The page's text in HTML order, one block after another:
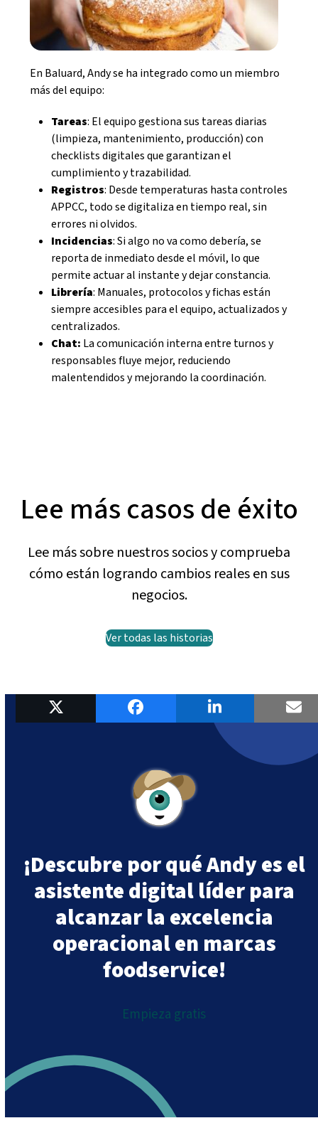
En Baluard, Andy se ha integrado como un miembro
más del equipo:
Tareas: El equipo gestiona sus tareas diarias
(limpieza, mantenimiento, producción) con
checklists digitales que garantizan el
cumplimiento y trazabilidad.
Registros: Desde temperaturas hasta controles
APPCC, todo se digitaliza en tiempo real, sin
errores ni olvidos.
Incidencias: Si algo no va como debería, se
reporta de inmediato desde el móvil, lo que
permite actuar al instante y dejar constancia.
Librería: Manuales, protocolos y fichas están
siempre accesibles para el equipo, actualizados y
centralizados.
Chat: La comunicación interna entre turnos y
responsables fluye mejor, reduciendo
malentendidos y mejorando la coordinación.
Lee más casos de éxito
Lee más sobre nuestros socios y comprueba
cómo están logrando cambios reales en sus
negocios.
Ver todas las historias
¡Descubre por qué Andy es el
asistente digital líder para
alcanzar la excelencia
operacional en marcas
foodservice!
Empieza gratis